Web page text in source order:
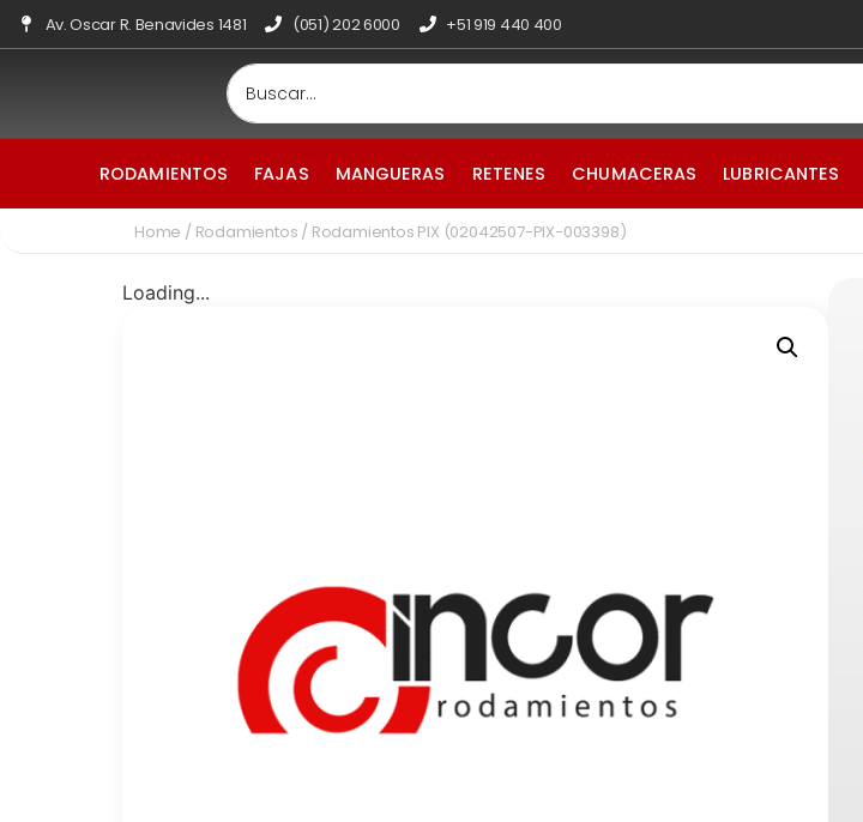
Av. Oscar R. Benavides 1481 (051) 202 6000 +51 919 440 400
RODAMIENTOS FAJAS MANGUERAS RETENES CHUMACERAS LUBRICANTES
Home / Rodamientos / Rodamientos PIX (02042507-PIX-003398)
Loading...